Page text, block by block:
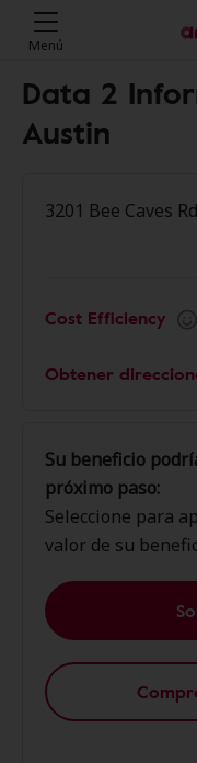
Menú
Data 2
Austin
3201 Bee Caves
Cost Efficiency
Obtener
Su beneficio
próximo paso:
Seleccione para
valor de su